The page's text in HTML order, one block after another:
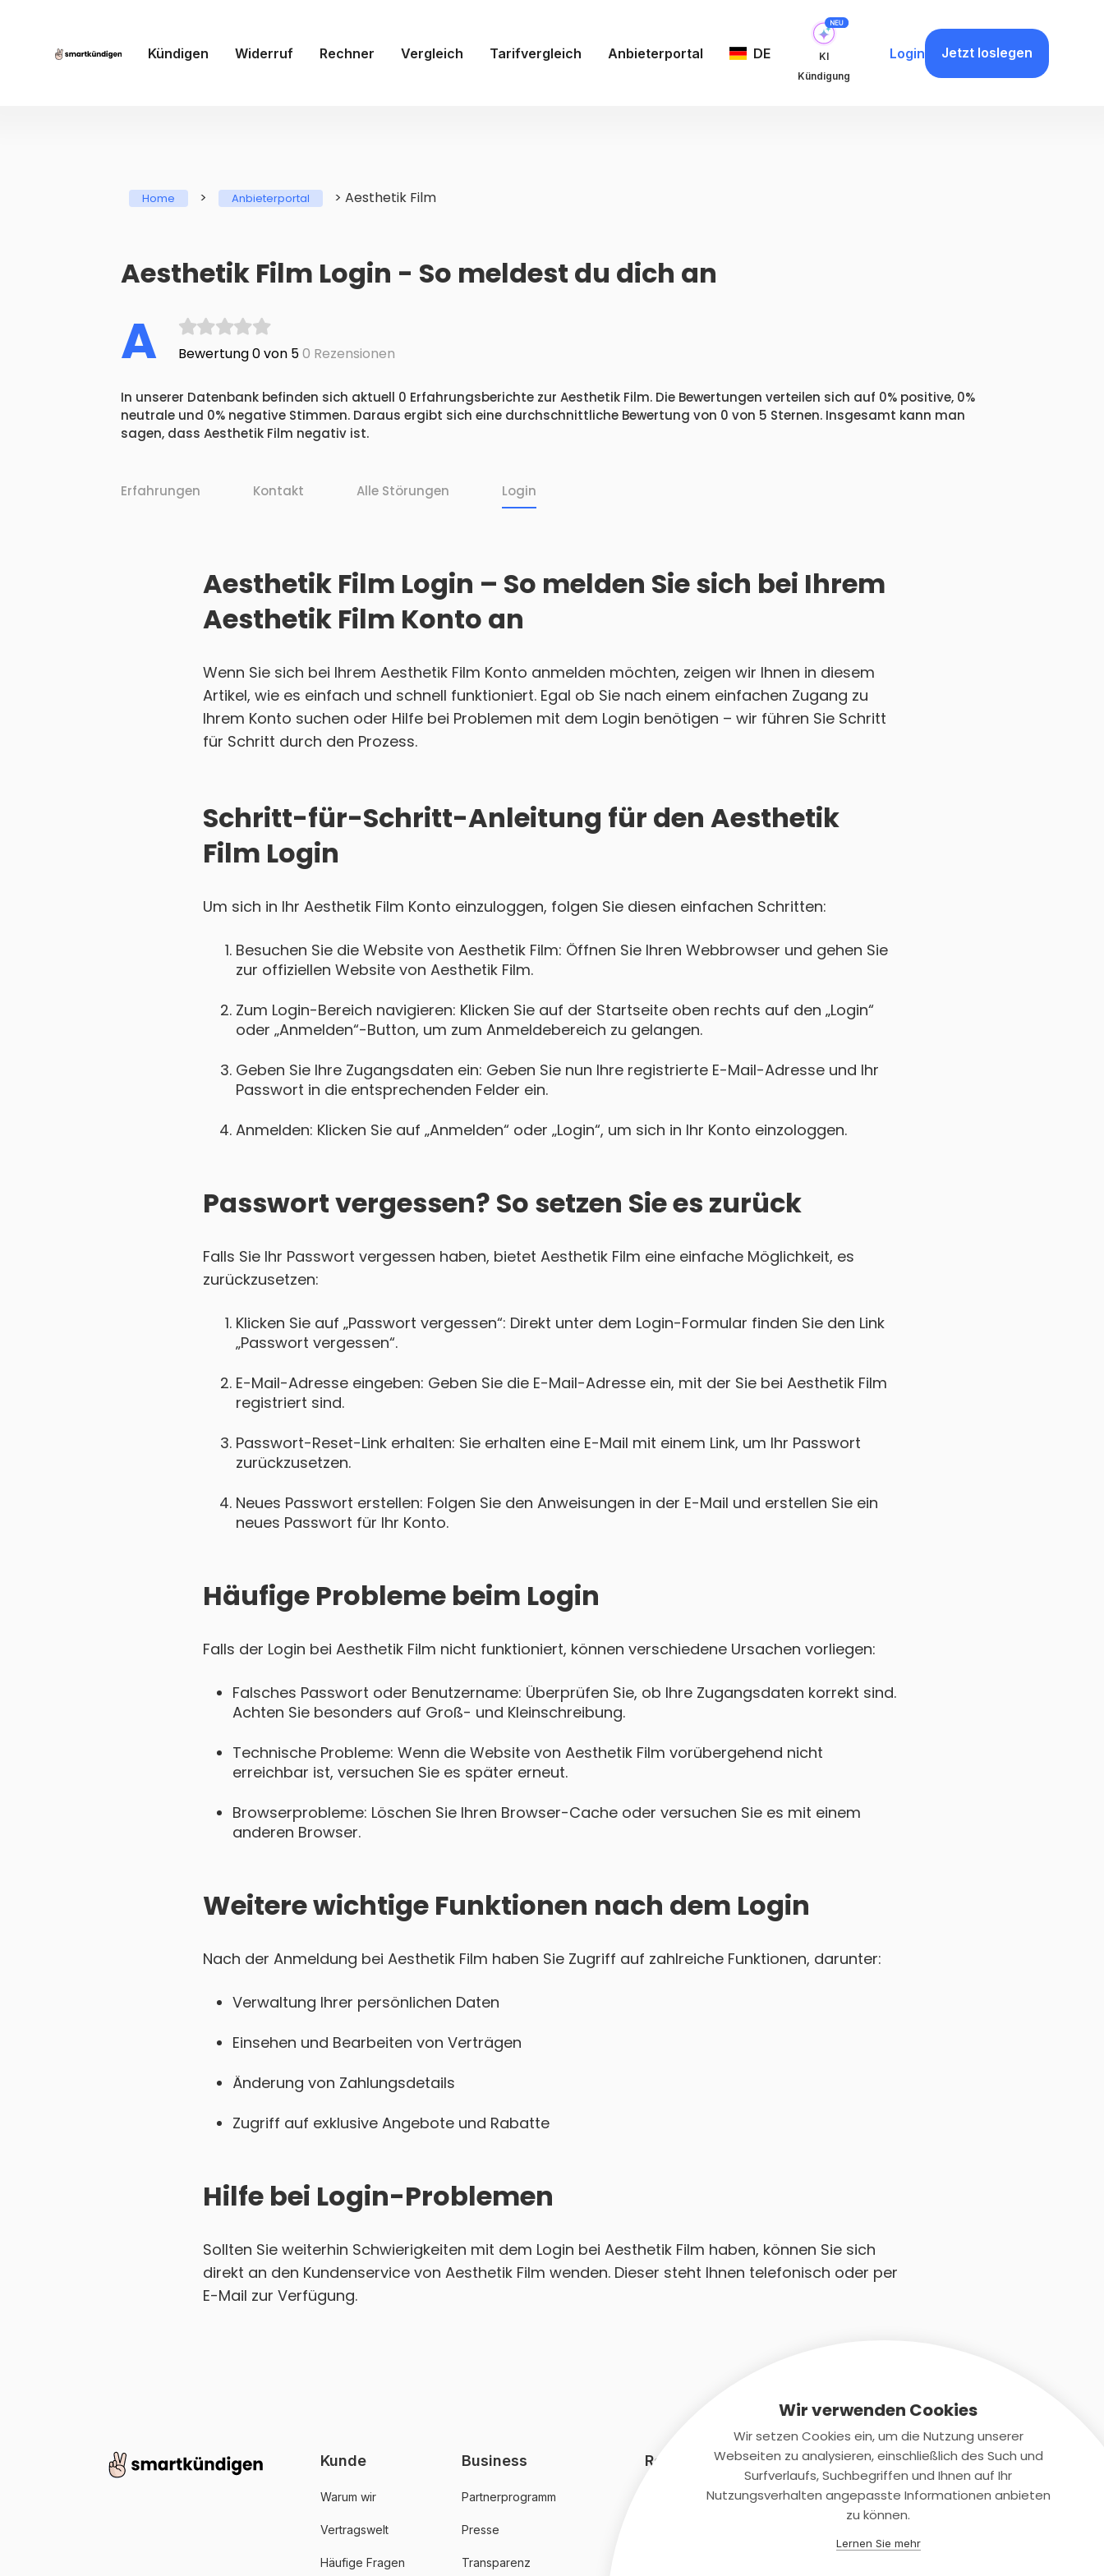
Kündigen Widerruf Rechner Vergleich Tarifvergleich Anbieterportal DE
KI
Kündigung
Login Jetzt loslegen
Home > Anbieterportal > Aesthetik Film
Aesthetik Film Login - So meldest du dich an
A Bewertung 0 von 50 Rezensionen
In unserer Datenbank befinden sich aktuell 0 Erfahrungsberichte zur Aesthetik Film. Die Bewertungen verteilen sich auf 0% positive, 0%
neutrale und 0% negative Stimmen. Daraus ergibt sich eine durchschnittliche Bewertung von 0 von 5 Sternen. Insgesamt kann man
sagen, dass Aesthetik Film negativ ist.
Erfahrungen Kontakt Alle Störungen Login
Aesthetik Film Login – So melden Sie sich bei Ihrem
Aesthetik Film Konto an
Wenn Sie sich bei Ihrem Aesthetik Film Konto anmelden möchten, zeigen wir Ihnen in diesem
Artikel, wie es einfach und schnell funktioniert. Egal ob Sie nach einem einfachen Zugang zu
Ihrem Konto suchen oder Hilfe bei Problemen mit dem Login benötigen – wir führen Sie Schritt
für Schritt durch den Prozess.
Schritt-für-Schritt-Anleitung für den Aesthetik
Film Login
Um sich in Ihr Aesthetik Film Konto einzuloggen, folgen Sie diesen einfachen Schritten:
Besuchen Sie die Website von Aesthetik Film: Öffnen Sie Ihren Webbrowser und gehen Sie
zur offiziellen Website von Aesthetik Film.
Zum Login-Bereich navigieren: Klicken Sie auf der Startseite oben rechts auf den „Login“
oder „Anmelden“-Button, um zum Anmeldebereich zu gelangen.
Geben Sie Ihre Zugangsdaten ein: Geben Sie nun Ihre registrierte E-Mail-Adresse und Ihr
Passwort in die entsprechenden Felder ein.
Anmelden: Klicken Sie auf „Anmelden“ oder „Login“, um sich in Ihr Konto einzologgen.
Passwort vergessen? So setzen Sie es zurück
Falls Sie Ihr Passwort vergessen haben, bietet Aesthetik Film eine einfache Möglichkeit, es
zurückzusetzen:
Klicken Sie auf „Passwort vergessen“: Direkt unter dem Login-Formular finden Sie den Link
„Passwort vergessen“.
E-Mail-Adresse eingeben: Geben Sie die E-Mail-Adresse ein, mit der Sie bei Aesthetik Film
registriert sind.
Passwort-Reset-Link erhalten: Sie erhalten eine E-Mail mit einem Link, um Ihr Passwort
zurückzusetzen.
Neues Passwort erstellen: Folgen Sie den Anweisungen in der E-Mail und erstellen Sie ein
neues Passwort für Ihr Konto.
Häufige Probleme beim Login
Falls der Login bei Aesthetik Film nicht funktioniert, können verschiedene Ursachen vorliegen:
Falsches Passwort oder Benutzername: Überprüfen Sie, ob Ihre Zugangsdaten korrekt sind.
Achten Sie besonders auf Groß- und Kleinschreibung.
Technische Probleme: Wenn die Website von Aesthetik Film vorübergehend nicht
erreichbar ist, versuchen Sie es später erneut.
Browserprobleme: Löschen Sie Ihren Browser-Cache oder versuchen Sie es mit einem
anderen Browser.
Weitere wichtige Funktionen nach dem Login
Nach der Anmeldung bei Aesthetik Film haben Sie Zugriff auf zahlreiche Funktionen, darunter:
Verwaltung Ihrer persönlichen Daten
Einsehen und Bearbeiten von Verträgen
Änderung von Zahlungsdetails
Zugriff auf exklusive Angebote und Rabatte
Hilfe bei Login-Problemen
Sollten Sie weiterhin Schwierigkeiten mit dem Login bei Aesthetik Film haben, können Sie sich
direkt an den Kundenservice von Aesthetik Film wenden. Dieser steht Ihnen telefonisch oder per
E-Mail zur Verfügung.
Kunde
Warum wir
Vertragswelt
Häufige Fragen
Business
Partnerprogramm
Presse
Transparenz
Rechtliches Kontaktiere uns
+(49)2131/708-4280
Wir verwenden Cookies
Wir setzen Cookies ein, um die Nutzung unserer
Webseiten zu analysieren, einschließlich des Such und
Surfverlaufs, Suchbegriffen und Ihnen auf Ihr
Nutzungsverhalten angepasste Informationen anbieten
zu können.
Lernen Sie mehr